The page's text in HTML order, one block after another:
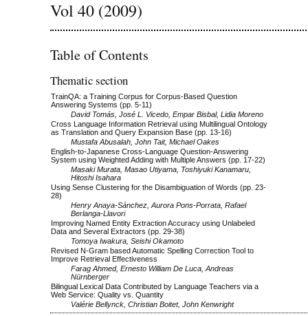
Vol 40 (2009)
Table of Contents
Thematic section
TrainQA: a Training Corpus for Corpus-Based Question
Answering Systems (pp. 5-11)
David Tomás, José L. Vicedo, Empar Bisbal, Lidia Moreno
Cross Language Information Retrieval using Multilingual Ontology
as Translation and Query Expansion Base (pp. 13-16)
Mustafa Abusalah, John Tait, Michael Oakes
English-to-Japanese Cross-Language Question-Answering
System using Weighted Adding with Multiple Answers (pp. 17-22)
Masaki Murata, Masao Utiyama, Toshiyuki Kanamaru,
Hitoshi Isahara
Using Sense Clustering for the Disambiguation of Words (pp. 23-
28)
Henry Anaya-Sánchez, Aurora Pons-Porrata, Rafael
Berlanga-Llavori
Improving Named Entity Extraction Accuracy using Unlabeled
Data and Several Extractors (pp. 29-38)
Tomoya Iwakura, Seishi Okamoto
Revised N-Gram based Automatic Spelling Correction Tool to
Improve Retrieval Effectiveness
Farag Ahmed, Ernesto William De Luca, Andreas
Nürnberger
Bilingual Lexical Data Contributed by Language Teachers via a
Web Service: Quality vs. Quantity
Valérie Bellynck, Christian Boitet, John Kenwright